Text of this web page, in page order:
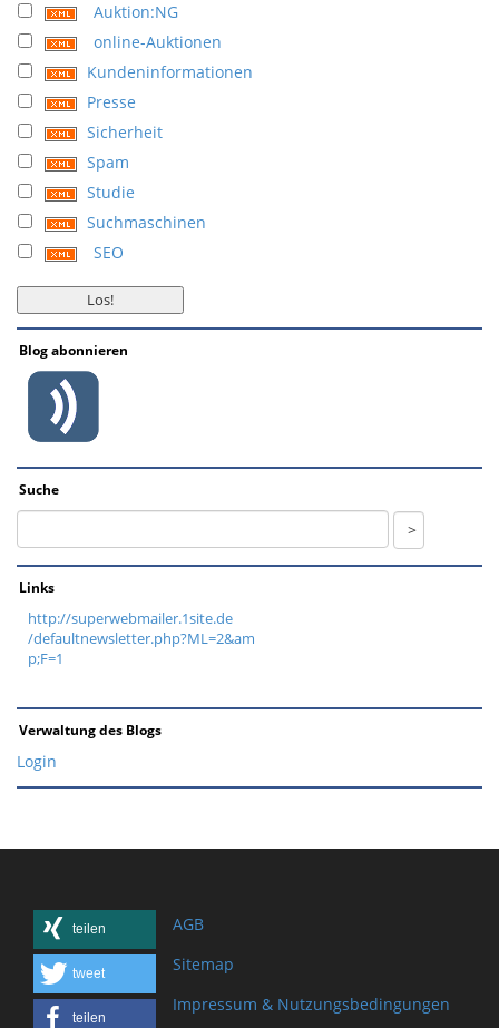
Auktion:NG
online-Auktionen
Kundeninformationen
Presse
Sicherheit
Spam
Studie
Suchmaschinen
SEO
Blog abonnieren
Suche
Links
http://superwebmailer.1site.de
/defaultnewsletter.php?ML=2&am
p;F=1
Verwaltung des Blogs
Login
teilen
tweet
teilen
AGB
Sitemap
Impressum & Nutzungsbedingungen